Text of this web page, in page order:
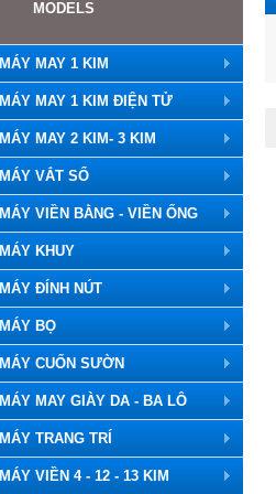
MODELS
MÁY MAY 1 KIM
MÁY MAY 1 KIM ĐIỆN TỬ
MÁY MAY 2 KIM- 3 KIM
MÁY VẮT SỔ
MÁY VIỀN BẰNG - VIỀN ỐNG
MÁY KHUY
MÁY ĐÍNH NÚT
MÁY BỌ
MÁY CUỐN SƯỜN
MÁY MAY GIÀY DA - BA LÔ
MÁY TRANG TRÍ
MÁY VIỀN 4 - 12 - 13 KIM